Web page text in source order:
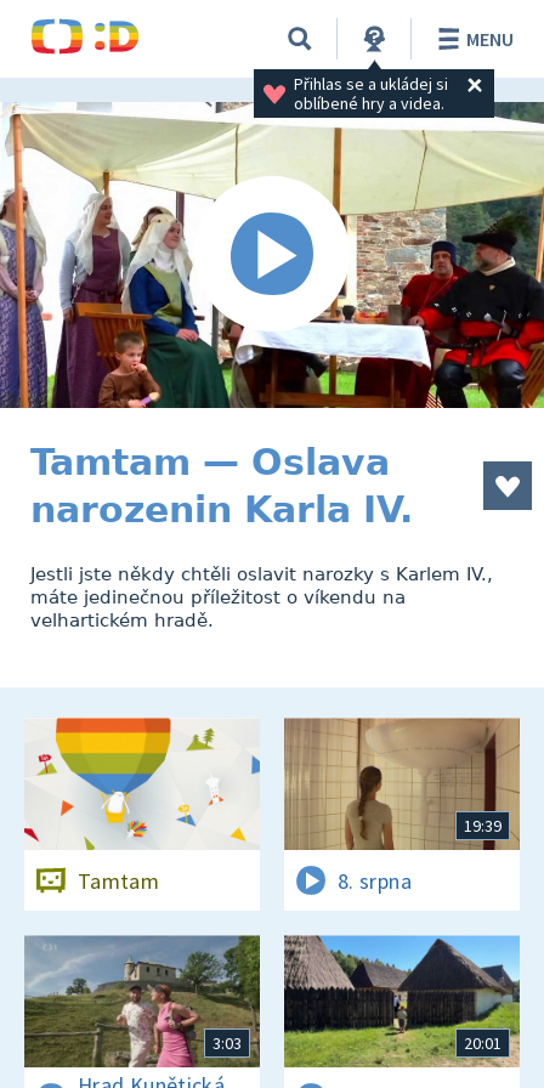
Přihlas se a ukládej si
oblíbené hry a videa.
MENU
Tamtam — Oslava
narozenin Karla IV.
Jestli jste někdy chtěli oslavit narozky s Karlem IV.,
máte jedinečnou příležitost o víkendu na
velhartickém hradě.
Tamtam
19:39
8. srpna
3:03 20:01